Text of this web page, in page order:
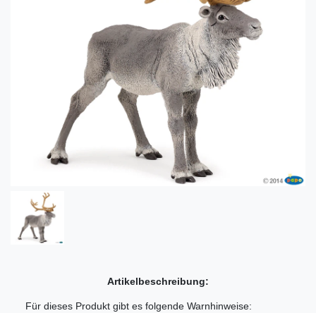
Artikelbeschreibung:
Für dieses Produkt gibt es folgende Warnhinweise: